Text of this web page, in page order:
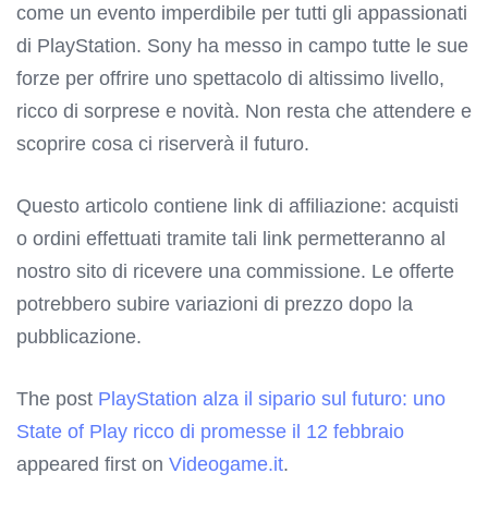
come un evento imperdibile per tutti gli appassionati
di PlayStation. Sony ha messo in campo tutte le sue
forze per offrire uno spettacolo di altissimo livello,
ricco di sorprese e novità. Non resta che attendere e
scoprire cosa ci riserverà il futuro.
Questo articolo contiene link di affiliazione: acquisti
o ordini effettuati tramite tali link permetteranno al
nostro sito di ricevere una commissione. Le offerte
potrebbero subire variazioni di prezzo dopo la
pubblicazione.
The post PlayStation alza il sipario sul futuro: uno
State of Play ricco di promesse il 12 febbraio
appeared first on Videogame.it.